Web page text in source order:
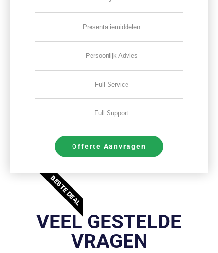
Presentatiemiddelen
Persoonlijk Advies
Full Service
Full Support
Offerte Aanvragen
BESTE DEAL
VEEL GESTELDE
VRAGEN